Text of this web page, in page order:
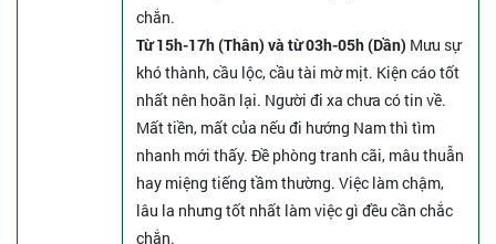
chắn.
Từ 15h-17h (Thân) và từ 03h-05h (Dần) Mưu sự
khó thành, cầu lộc, cầu tài mờ mịt. Kiện cáo tốt
nhất nên hoãn lại. Người đi xa chưa có tin về.
Mất tiền, mất của nếu đi hướng Nam thì tìm
nhanh mới thấy. Đề phòng tranh cãi, mâu thuẫn
hay miệng tiếng tầm thường. Việc làm chậm,
lâu la nhưng tốt nhất làm việc gì đều cần chắc
chắn.